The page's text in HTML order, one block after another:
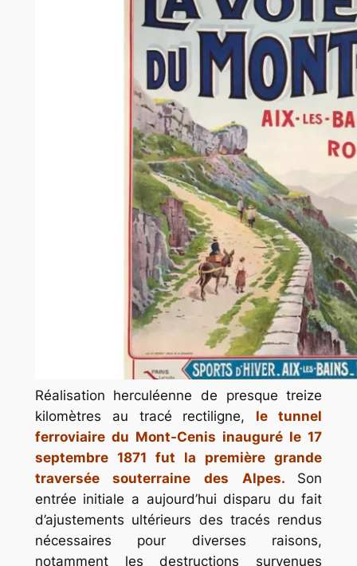
Réalisation herculéenne de presque treize
kilomètres au tracé rectiligne, le tunnel
ferroviaire du Mont-Cenis inauguré le 17
septembre 1871 fut la première grande
traversée souterraine des Alpes.
Son
entrée initiale a aujourd’hui disparu du fait
d’ajustements ultérieurs des tracés rendus
nécessaires pour diverses raisons,
notamment les destructions survenues